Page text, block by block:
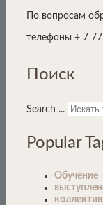
По вопросам
телефоны + 7
Поиск
Search ...
Popular
Обучение